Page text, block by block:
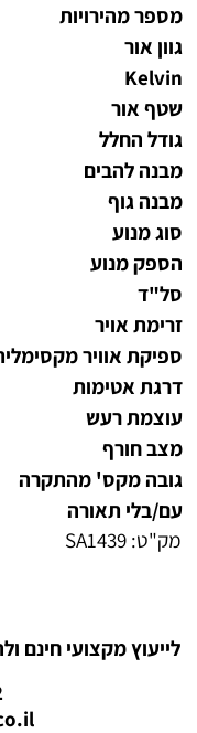
מספר מהירויות
גוון אור
Kelvin
שטף אור
גודל החלל
מבנה להבים
מבנה גוף
סוג מנוע
הספק מנוע
סל"ד
זרימת אויר
ספיקת אוויר
דרגת אטימות
עוצמת רעש
מצב חורף
גובה מקס' מהתקרה
עם/בלי תאורה
מק"ט: SA1439
לייעוץ מקצועי חינם